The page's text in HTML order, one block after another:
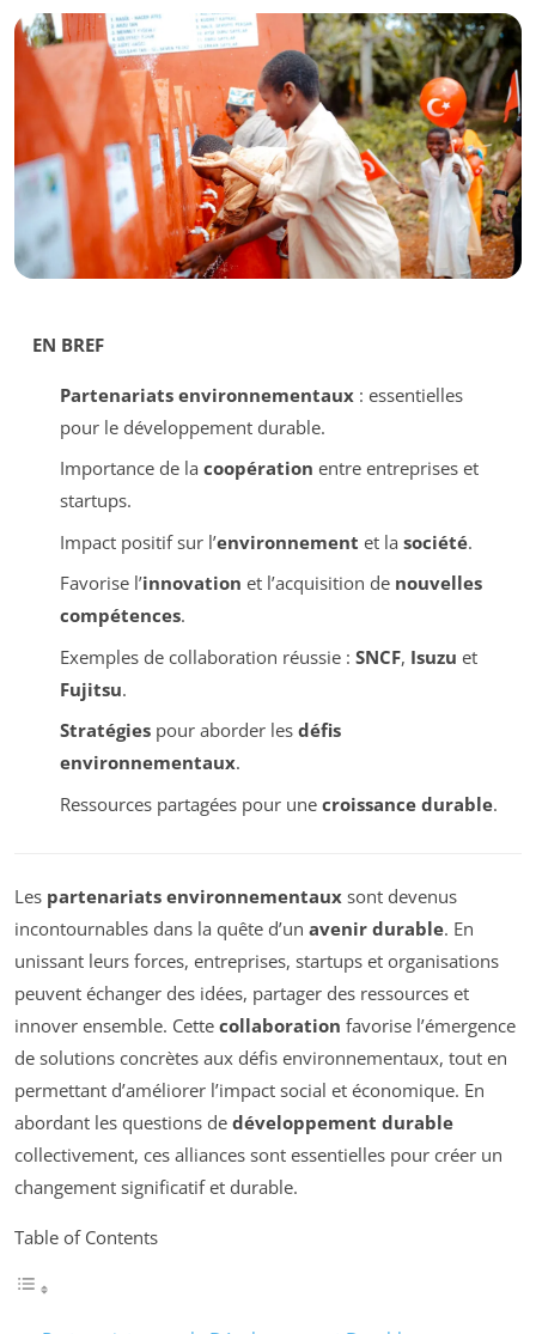
EN BREF
Partenariats environnementaux: essentielles
pour le développement durable.
Importance de la coopération entre entreprises et
startups.
Impact positif sur l’environnement et la société.
Favorise l’innovation et l’acquisition de nouvelles
compétences.
Exemples de collaboration réussie : SNCF, Isuzu et
Fujitsu.
Stratégiespour aborder les défis
environnementaux.
Ressources partagées pour une croissance durable.
Les partenariats environnementaux sont devenus
incontournables dans la quête d’un avenir durable. En
unissant leurs forces, entreprises, startups et organisations
peuvent échanger des idées, partager des ressources et
innover ensemble. Cette collaboration favorise l’émergence
de solutions concrètes aux défis environnementaux, tout en
permettant d’améliorer l’impact social et économique. En
abordant les questions de développement durable
collectivement, ces alliances sont essentielles pour créer un
changement significatif et durable.
Table of Contents